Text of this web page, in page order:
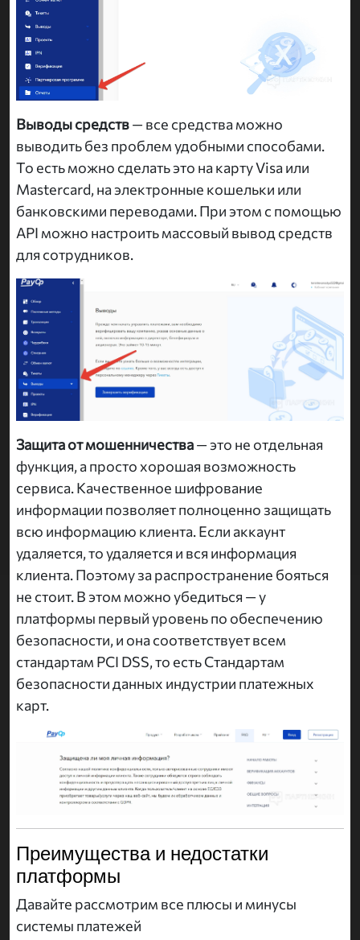
Выводы средств— все средства можно
выводить без проблем удобными способами.
То есть можно сделать это на карту Visa или
Mastercard, на электронные кошельки или
банковскими переводами. При этом с помощью
API можно настроить массовый вывод средств
для сотрудников.
Защита от мошенничества— это не отдельная
функция, а просто хорошая возможность
сервиса. Качественное шифрование
информации позволяет полноценно защищать
всю информацию клиента. Если аккаунт
удаляется, то удаляется и вся информация
клиента. Поэтому за распространение бояться
не стоит. В этом можно убедиться — у
платформы первый уровень по обеспечению
безопасности, и она соответствует всем
стандартам PCI DSS, то есть Стандартам
безопасности данных индустрии платежных
карт.
Преимущества и недостатки
платформы
Давайте рассмотрим все плюсы и минусы
системы платежей